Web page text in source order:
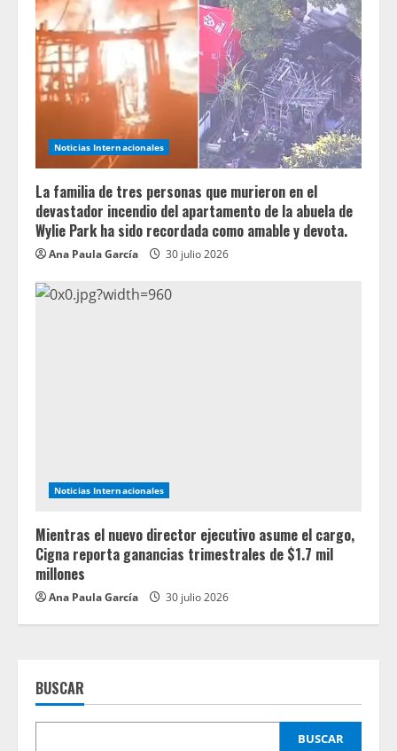
Noticias Internacionales
La familia de tres personas que murieron en el
devastador incendio del apartamento de la abuela de
Wylie Park ha sido recordada como amable y devota.
Ana Paula García 30 julio 2026
Noticias Internacionales
Mientras el nuevo director ejecutivo asume el cargo,
Cigna reporta ganancias trimestrales de $1.7 mil
millones
Ana Paula García 30 julio 2026
BUSCAR
BUSCAR